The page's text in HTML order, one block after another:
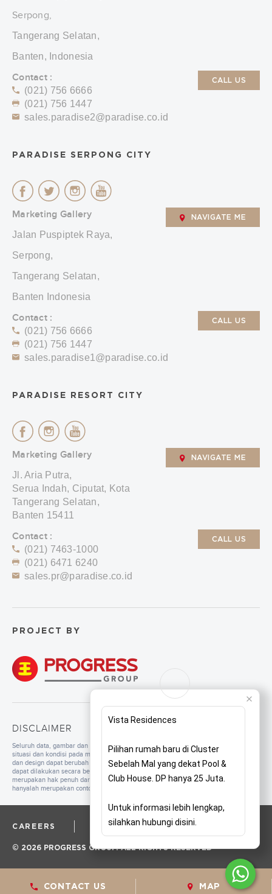
Serpong,
Tangerang Selatan,
Banten, Indonesia
Contact :
(021) 756 6666
(021) 756 1447
sales.paradise2@paradise.co.id
CALL US
PARADISE SERPONG CITY
Marketing Gallery
Jalan Puspiptek Raya,
Serpong,
Tangerang Selatan,
Banten Indonesia
NAVIGATE ME
Contact :
(021) 756 6666
(021) 756 1447
sales.paradise1@paradise.co.id
CALL US
PARADISE RESORT CITY
Marketing Gallery
Jl. Aria Putra,
Serua Indah, Ciputat, Kota
Tangerang Selatan,
Banten 15411
NAVIGATE ME
Contact :
(021) 7463-1000
(021) 6471 6240
sales.pr@paradise.co.id
CALL US
PROJECT BY
DISCLAIMER
Seluruh data, gambar dan tulisan yang tercantum di dalam website merupakan
situasi dan kondisi pada masa persiapan. Untuk pengembangan mutu, spesifikasi
dan design dapat berubah sewaktu-waktu tanpa pemberitahuan. Pembangunan
dapat dilakukan secara bertahap sesuai dengan tahapan dan perencanaan yang
merupakan hak penuh dari pengembang. Seluruh ilustrasi/foto yang ditampilkan
hanyalah merupakan contoh dan bukan merupakan bagian dari perjanjian jual beli.
CAREERS CORPORATE PRIVACY POLICY
© 2026 PROGRESS GROUP. ALL RIGHTS RESERVED
CONTACT US MAP
Vista Residences
Pilihan rumah baru di Cluster
Sebelah Mal yang dekat Pool &
Club House. DP hanya 25 Juta.
Untuk informasi lebih lengkap,
silahkan hubungi disini.